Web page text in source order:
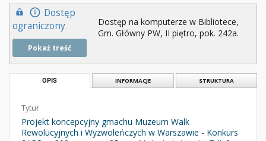
Dostęp
ograniczony
Pokaż treść
Dostęp na komputerze w Bibliotece,
Gm. Główny PW, II piętro, pok. 242a.
OPIS INFORMACJE STRUKTURA
Tytuł:
Projekt koncepcyjny gmachu Muzeum Walk
Rewolucyjnych i Wyzwoleńczych w Warszawie - Konkurs